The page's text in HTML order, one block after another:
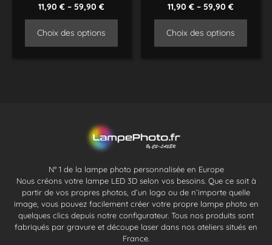
11,90€ –59,90€
Choix des options
11,90 €– 59,90 €
Choix des options
N° 1 de la lampe photo personnalisée en Europe
Nous créons votre lampe LED 3D selon vos besoins. Que ce soit à
partir de vos propres photos, d’un logo ou de n’importe quelle
image, vous pouvez facilement créer votre propre lampe photo en
quelques clics depuis notre configurateur. Tous nos produits sont
fabriqués par gravure et découpe laser dans nos ateliers situés en
France.